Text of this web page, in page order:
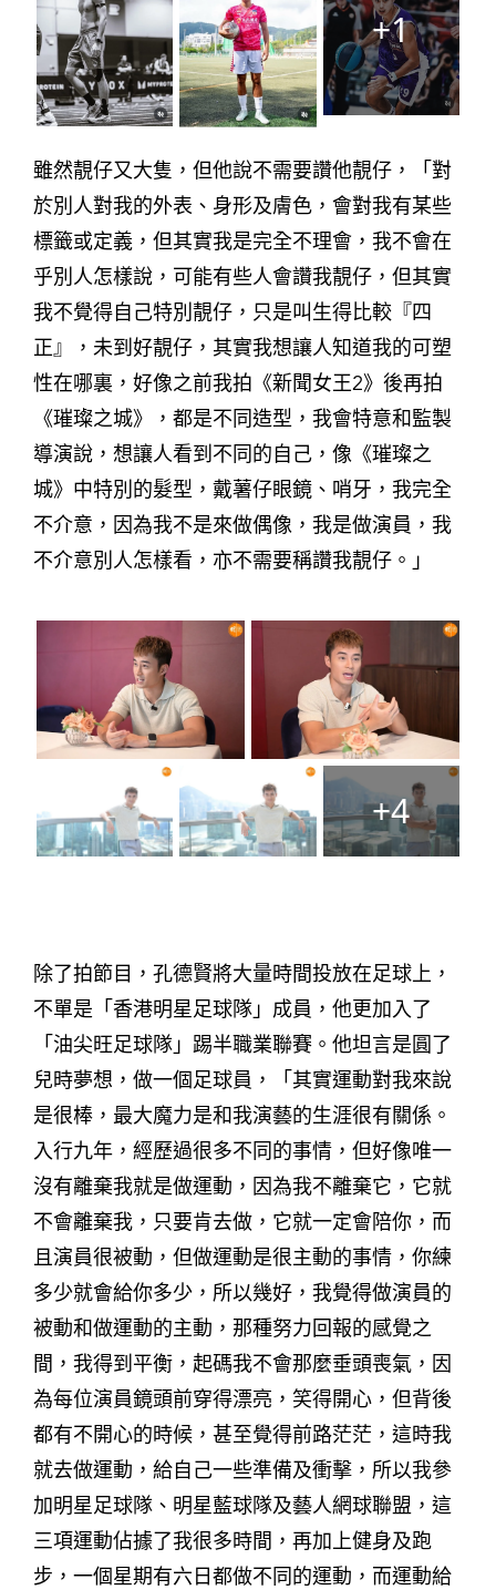
+1
雖然靚仔又大隻，但他說不需要讚他靚仔，「對
於別人對我的外表、身形及膚色，會對我有某些
標籤或定義，但其實我是完全不理會，我不會在
乎別人怎樣說，可能有些人會讚我靚仔，但其實
我不覺得自己特別靚仔，只是叫生得比較『四
正』，未到好靚仔，其實我想讓人知道我的可塑
性在哪裏，好像之前我拍《新聞女王2》後再拍
《璀璨之城》，都是不同造型，我會特意和監製
導演說，想讓人看到不同的自己，像《璀璨之
城》中特別的髮型，戴薯仔眼鏡、哨牙，我完全
不介意，因為我不是來做偶像，我是做演員，我
不介意別人怎樣看，亦不需要稱讚我靚仔。」
+4
除了拍節目，孔德賢將大量時間投放在足球上，
不單是「香港明星足球隊」成員，他更加入了
「油尖旺足球隊」踢半職業聯賽。他坦言是圓了
兒時夢想，做一個足球員，「其實運動對我來說
是很棒，最大魔力是和我演藝的生涯很有關係。
入行九年，經歷過很多不同的事情，但好像唯一
沒有離棄我就是做運動，因為我不離棄它，它就
不會離棄我，只要肯去做，它就一定會陪你，而
且演員很被動，但做運動是很主動的事情，你練
多少就會給你多少，所以幾好，我覺得做演員的
被動和做運動的主動，那種努力回報的感覺之
間，我得到平衡，起碼我不會那麼垂頭喪氣，因
為每位演員鏡頭前穿得漂亮，笑得開心，但背後
都有不開心的時候，甚至覺得前路茫茫，這時我
就去做運動，給自己一些準備及衝擊，所以我參
加明星足球隊、明星藍球隊及藝人網球聯盟，這
三項運動佔據了我很多時間，再加上健身及跑
步，一個星期有六日都做不同的運動，而運動給